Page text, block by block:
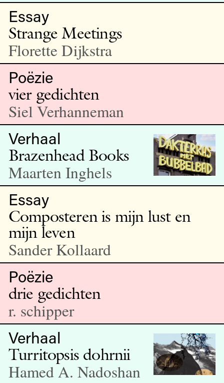
Essay
Strange Meetings
Florette Dijkstra
Poëzie
vier gedichten
Siel Verhanneman
Verhaal
Brazenhead Books
Maarten Inghels
Essay
Composteren is mijn lust en
mijn leven
Sander Kollaard
Poëzie
drie gedichten
r. schipper
Verhaal
Turritopsis dohrnii
Hamed A. Nadoshan